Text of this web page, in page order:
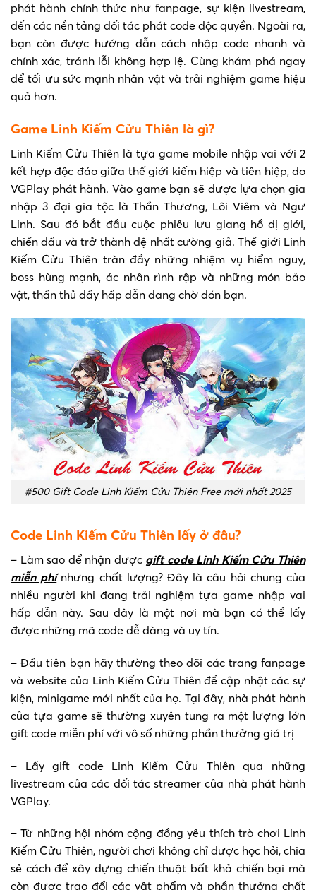
phát hành chính thức như fanpage, sự kiện livestream,
đến các nền tảng đối tác phát code độc quyền. Ngoài ra,
bạn còn được hướng dẫn cách nhập code nhanh và
chính xác, tránh lỗi không hợp lệ. Cùng khám phá ngay
để tối ưu sức mạnh nhân vật và trải nghiệm game hiệu
quả hơn.
Game Linh Kiếm Cửu Thiên là gì?
Linh Kiếm Cửu Thiên là tựa game mobile nhập vai với 2
kết hợp độc đáo giữa thế giới kiếm hiệp và tiên hiệp, do
VGPlay phát hành. Vào game bạn sẽ được lựa chọn gia
nhập 3 đại gia tộc là Thần Thương, Lôi Viêm và Ngư
Linh. Sau đó bắt đầu cuộc phiêu lưu giang hồ dị giới,
chiến đấu và trở thành đệ nhất cường giả. Thế giới Linh
Kiếm Cửu Thiên tràn đầy những nhiệm vụ hiểm nguy,
boss hùng mạnh, ác nhân rình rập và những món bảo
vật, thần thủ đầy hấp dẫn đang chờ đón bạn.
#500 Gift Code Linh Kiếm Cửu Thiên Free mới nhất 2025
Code Linh Kiếm Cửu Thiên lấy ở đâu?
– Làm sao để nhận được gift code Linh Kiếm Cửu Thiên
miễn phínhưng chất lượng? Đây là câu hỏi chung của
nhiều người khi đang trải nghiệm tựa game nhập vai
hấp dẫn này. Sau đây là một nơi mà bạn có thể lấy
được những mã code dễ dàng và uy tín.
– Đầu tiên bạn hãy thường theo dõi các trang fanpage
và website của Linh Kiếm Cửu Thiên để cập nhật các sự
kiện, minigame mới nhất của họ. Tại đây, nhà phát hành
của tựa game sẽ thường xuyên tung ra một lượng lớn
gift code miễn phí với vô số những phần thưởng giá trị
– Lấy gift code Linh Kiếm Cửu Thiên qua những
livestream của các đối tác streamer của nhà phát hành
VGPlay.
– Từ những hội nhóm cộng đồng yêu thích trò chơi Linh
Kiếm Cửu Thiên, người chơi không chỉ được học hỏi, chia
sẻ cách để xây dựng chiến thuật bất khả chiến bại mà
còn được trao đổi các vật phẩm và phần thưởng chất